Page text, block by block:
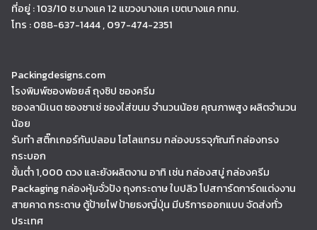
ที่อยู่ : 103/10 ซ.บางแค 12 แขวงบางแค เขตบางแค กทม.
โทร : 088-637-1444 , 097-474-2351
Packingdesigns.com
โรงพิมพ์ซองฟอยล์ ถุงซิป ซองครีม
ซองลามิเนต ซองซาเช่ ซองใส่ขนม จำนวนน้อย คุณภาพสูง ผลิตจำนวน
น้อย
รับทำ สติ๊กเกอร์กันปลอม โฮโลแกรม กล่องบรรจุภัณฑ์ กล่องทรง
กระบอก
ขั้นต่ำ 1,000 ดวง และยังผลิตงาน อาทิ เช่น กล่องสบู่ กล่องครีม
Packaging กล่องหุ้มจั่วปัง ถุงกระดาษ ใบปลิว โปสการ์ดการ์ดแต่งงาน
สายคาด กระดาษ ตู้ป้ายไฟ ป้ายธงญี่ปุ่น มีบริการออกแบบ จัดส่งทั่ว
ประเทศ